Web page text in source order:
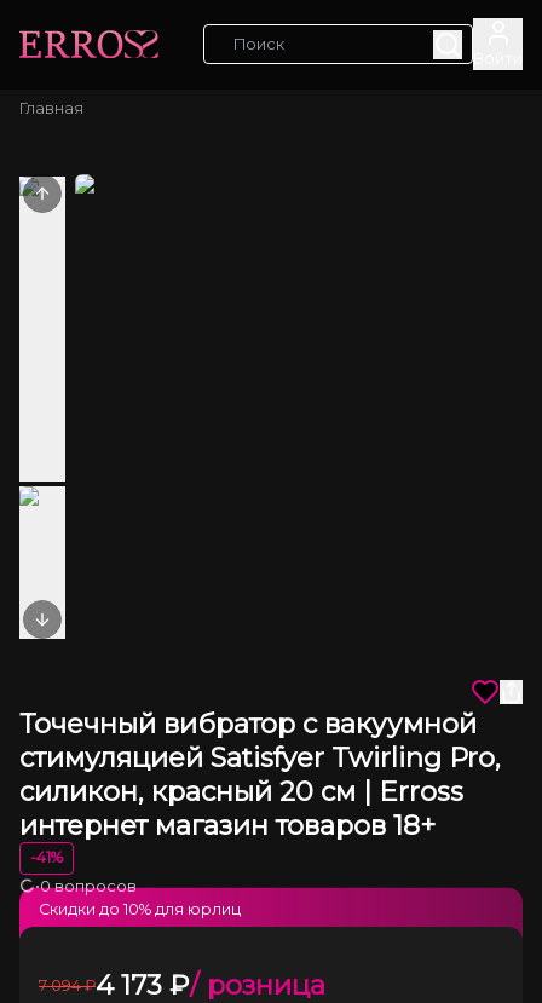
Главная
Previous slide
Next slide
Точечный вибратор с вакуумной
стимуляцией Satisfyer Twirling Pro,
силикон, красный 20 см | Erross
интернет магазин товаров 18+
-41%
Загрузка
•0 вопросов
7 094 ₽4 173 ₽/ розница
Скидки до 10% для юрлиц